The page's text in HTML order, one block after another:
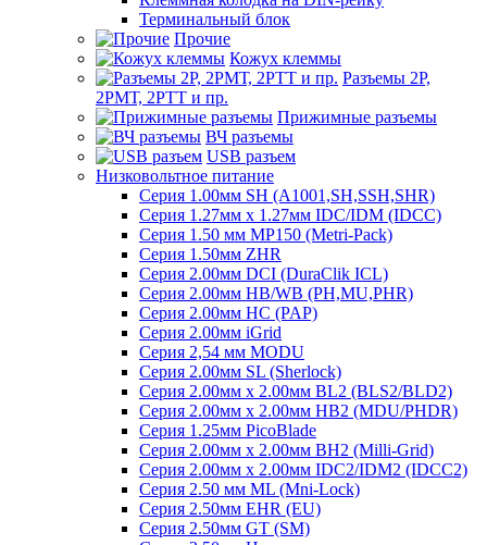
Терминальный блок
Прочие
Кожух клеммы
Разъемы 2Р,
2РМТ, 2РТТ и пр.
Прижимные разъемы
ВЧ разъемы
USB разъем
Низковольтное питание
Серия 1.00мм SH (A1001,SH,SSH,SHR)
Серия 1.27мм x 1.27мм IDC/IDM (IDCC)
Серия 1.50 мм MP150 (Metri-Pack)
Серия 1.50мм ZHR
Серия 2.00мм DCI (DuraClik ICL)
Серия 2.00мм HB/WB (PH,MU,PHR)
Серия 2.00мм HC (PAP)
Серия 2.00мм iGrid
Серия 2,54 мм MODU
Серия 2.00мм SL (Sherlock)
Серия 2.00мм x 2.00мм BL2 (BLS2/BLD2)
Серия 2.00мм x 2.00мм HB2 (MDU/PHDR)
Серия 1.25мм PicoBlade
Серия 2.00мм х 2.00мм BH2 (Milli-Grid)
Серия 2.00мм х 2.00мм IDC2/IDM2 (IDCC2)
Серия 2.50 мм ML (Mni-Lock)
Серия 2.50мм EHR (EU)
Серия 2.50мм GT (SM)